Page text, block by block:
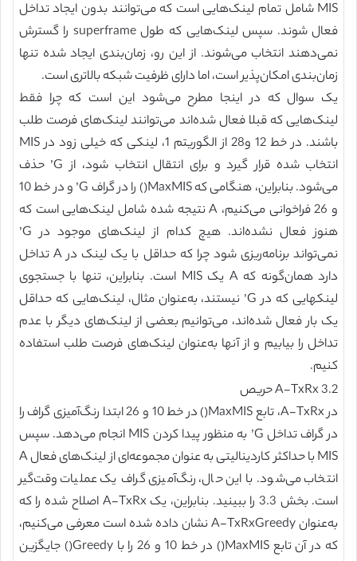
MIS شامل تمام لینک‌هایی است که می‌توانند بدون ایجاد تداخل
فعال شوند. سپس لینک‌هایی که طول superframe را گسترش
نمی‌دهند انتخاب می‌شوند. از این رو، زمان‌بندی ایجاد شده تنها
زمان‌بندی امکان‌پذیر است، اما دارای ظرفیت شبکه بالاتری است.
یک سوال که در اینجا مطرح می‌شود این است که چرا فقط
لینک‌هایی که قبلا فعال شده‌اند می‌توانند لینک‌های فرصت طلب
باشند. در خط 12 و28 از الگوریتم 1، لینکی که خیلی زود در MIS
انتخاب شده قرار گیرد و برای انتقال انتخاب شود، از G’ حذف
می‌شود. بنابراین، هنگامی که MaxMIS() را در گراف G’ و در خط 10
و 26 فراخوانی می‌کنیم، A نتیجه شده شامل لینک‌هایی است که
هنوز فعال نشده‌اند. هیچ کدام از لینک‌های موجود در G’
نمی‌تواند برنامه‌ریزی شود چرا که حداقل با یک لینک در A تداخل
دارد همان‌گونه که A یک MIS است. بنابراین، تنها با جستجوی
لینکهایی که در G’ نیستند، به‌عنوان مثال، لینک‌هایی که حداقل
یک بار فعال شده‌اند، می‌توانیم بعضی از لینک‌های دیگر با عدم
تداخل را بیابیم و از آنها به‌عنوان لینک‌های فرصت طلب استفاده
کنیم.
3.2 A-TxRx حریص
در A-TxRx، تابع MaxMIS() در خط 10 و 26 ابتدا رنگ‌آمیزی گراف را
در گراف تداخل G’ به منظور پیدا کردن MIS انجام می‌دهد. سپس
MIS با حداکثر کاردینالیتی به عنوان مجموعه‌ای از لینک‌های فعال A
انتخاب می‌شود. با این حال، رنگ‌آمیزی گراف یک عملیات وقت‌گیر
است. بخش 3.3 را ببینید. بنابراین، یک A-TxRx اصلاح شده را که
به‌عنوان A-TxRxGreedy نشان داده شده است معرفی می‌کنیم،
که در آن تابع MaxMIS() در خط 10 و 26 را با Greedy() جایگزین